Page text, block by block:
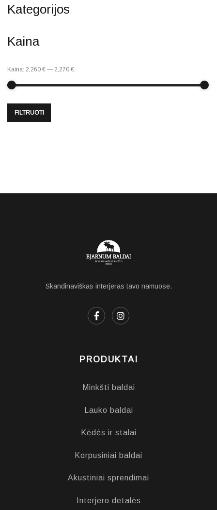
Kategorijos
Kaina
FILTRUOTI
Kaina: 2,260 € — 2,270 €
Skandinaviškas interjeras tavo namuose.
PRODUKTAI
Minkšti baldai
Lauko baldai
Kėdės ir stalai
Korpusiniai baldai
Akustiniai sprendimai
Interjero detalės